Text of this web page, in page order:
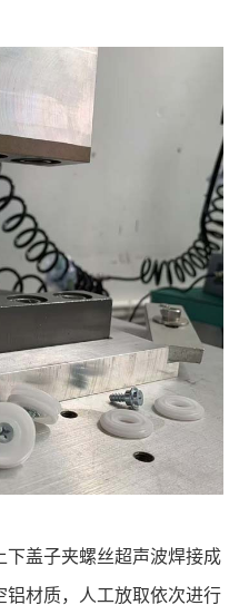
盖子夹螺丝超声波焊接成
铝材质，人工放取依次进行